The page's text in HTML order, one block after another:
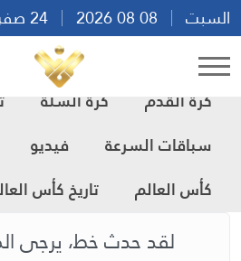
السبت
21:43
كرة القدم كرة السلة
سباقات السرعة
فيديو
كأس العالم
تاريخ كأس
لقد حدث خط، يرجى